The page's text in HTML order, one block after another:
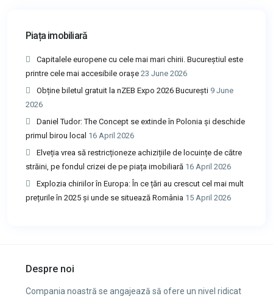
Piața imobiliară
Capitalele europene cu cele mai mari chirii. Bucureștiul este
printre cele mai accesibile orașe 23 June 2026
Obține biletul gratuit la nZEB Expo 2026 București 9 June
2026
Daniel Tudor: The Concept se extinde în Polonia și deschide
primul birou local 16 April 2026
Elveția vrea să restricționeze achizițiile de locuințe de către
străini, pe fondul crizei de pe piața imobiliară 16 April 2026
Explozia chiriilor în Europa: În ce țări au crescut cel mai mult
prețurile în 2025 și unde se situează România 15 April 2026
Despre noi
Compania noastră se angajează să ofere un nivel ridicat